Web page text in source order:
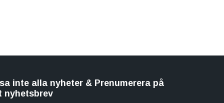
inte alla nyheter & Prenumerera på
nyhetsbrev